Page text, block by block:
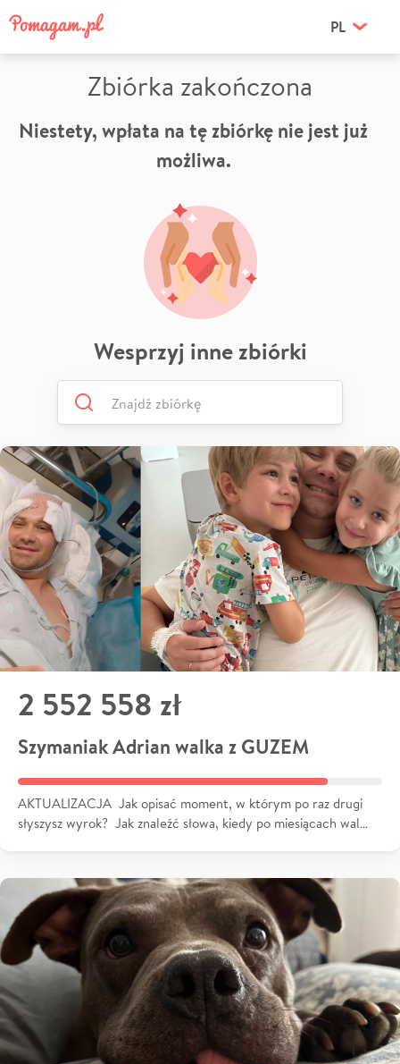
PL
Zbiórka zakończona
Niestety, wpłata na tę zbiórkę nie jest już
możliwa.
Wesprzyj inne zbiórki
2 552 558 zł
Szymaniak Adrian walka z GUZEM
AKTUALIZACJA Jak opisać moment, w którym po raz drugi
słyszysz wyrok? Jak znaleźć słowa, kiedy po miesiącach wal…